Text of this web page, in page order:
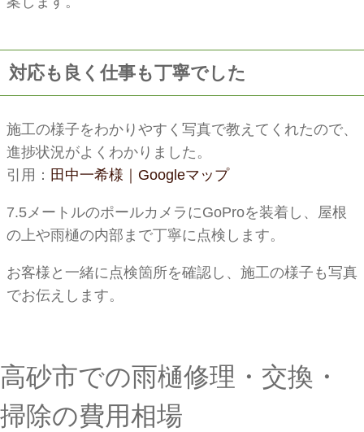
対応も良く仕事も丁寧でした
施工の様子をわかりやすく写真で教えてくれたので、
進捗状況がよくわかりました。
引用： 田中一希様｜Googleマップ
7.5メートルのポールカメラにGoProを装着し、屋根
の上や雨樋の内部まで丁寧に点検します。
お客様と一緒に点検箇所を確認し、施工の様子も写真
でお伝えします。
高砂市での雨樋修理・交換・
掃除の費用相場